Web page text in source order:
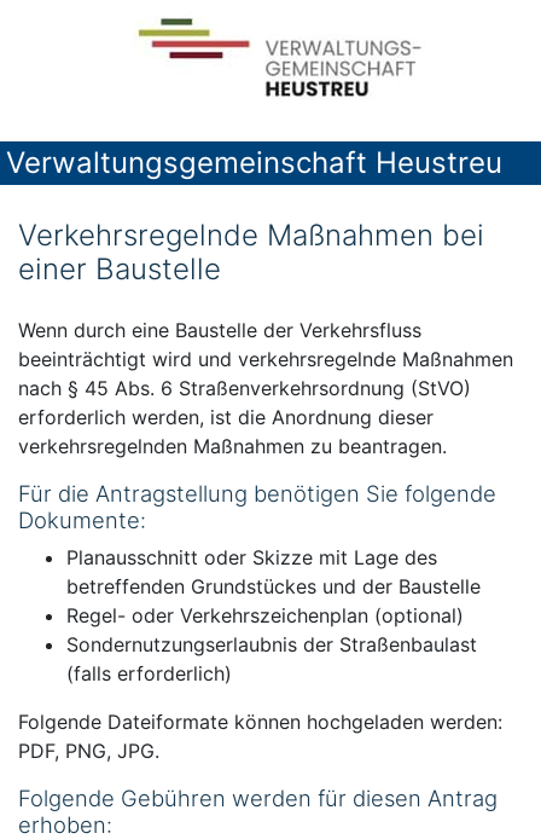
Verwaltungsgemeinschaft Heustreu
Verkehrsregelnde Maßnahmen bei
einer Baustelle
Wenn durch eine Baustelle der Verkehrsfluss
beeinträchtigt wird und verkehrsregelnde Maßnahmen
nach § 45 Abs. 6 Straßenverkehrsordnung (StVO)
erforderlich werden, ist die Anordnung dieser
verkehrsregelnden Maßnahmen zu beantragen.
Für die Antragstellung benötigen Sie folgende
Dokumente:
Planausschnitt oder Skizze mit Lage des
betreffenden Grundstückes und der Baustelle
Regel- oder Verkehrszeichenplan (optional)
Sondernutzungserlaubnis der Straßenbaulast
(falls erforderlich)
Folgende Dateiformate können hochgeladen werden:
PDF, PNG, JPG.
Folgende Gebühren werden für diesen Antrag
erhoben: